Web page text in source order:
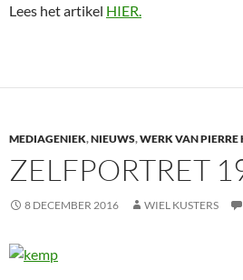
Lees het artikel HIER.
MEDIAGENIEK,NIEUWS,WERK VAN PIERRE
ZELFPORTRET
8 DECEMBER 2016 WIEL KUSTERS